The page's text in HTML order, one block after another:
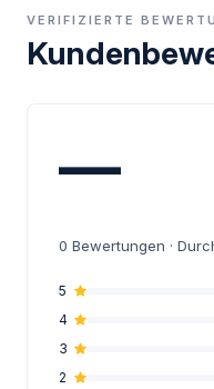
VERIFIZIERTE
—
0 Bewertungen ·
5
4
3
2